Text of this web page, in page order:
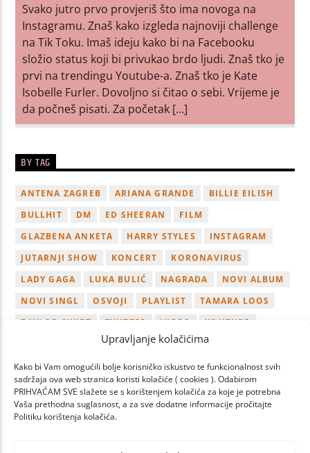
Upravljanje kolačićima
Kako bi Vam omogućili bolje korisničko iskustvo te funkcionalnost svih
sadržaja ova web stranica koristi kolačiće ( cookies ). Odabirom
PRIHVAĆAM SVE slažete se s korištenjem kolačića za koje je potrebna
Vaša prethodna suglasnost, a za sve dodatne informacije pročitajte
Politiku korištenja kolačića.
Svako jutro prvo provjeriš što ima novoga na
Instagramu. Znaš kako izgleda najnoviji challenge
na Tik Toku. Imaš ideju kako bi na Facebooku
složio status koji bi privukao brdo ljudi. Znaš tko je
prvi na trendingu Youtube-a. Znaš tko je Kate
Isobelle Furler. Dovoljno si čitao o sebi. Vrijeme je
da počneš pisati. Za početak […]
BY TAG
ANTENA ZAGREB ARIANA GRANDE
BILLIE EILISH
BULLHIT
DM ED SHEERAN
FILM
GLAZBENA ANKETA
HARRY STYLES
INSTAGRAM
JUTARNJI SHOW
KONCERT
KORONAVIRUS
LADY GAGA
LUKA BULIĆ NAGRADA
NOVI ALBUM
NOVI SINGL
OSVOJI PLAYLIST
TAMARA LOOS
TAYLOR SWIFT
TWITTER VIDEO
YOUTUBE